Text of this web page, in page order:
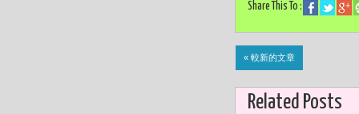
Share This To :
« 較新的文章
Related Posts